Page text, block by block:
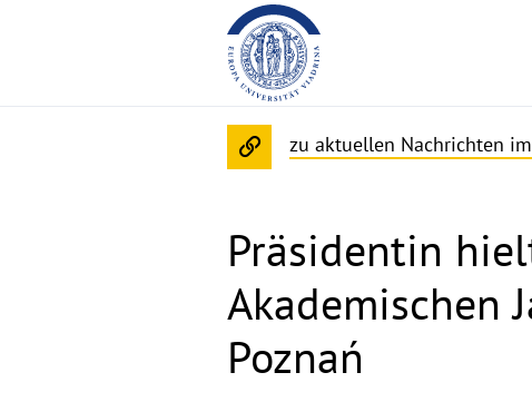
zu aktuellen Nachrichten
Präsidentin
Akademischen
Poznań